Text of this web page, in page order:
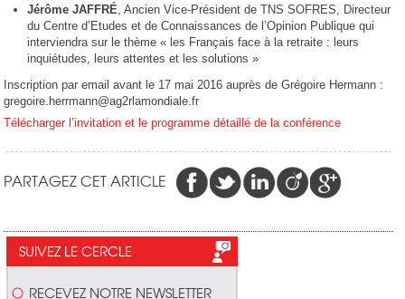
Jérôme JAFFRÉ, Ancien Vice-Président de TNS SOFRES, Directeur
du Centre d’Etudes et de Connaissances de l’Opinion Publique qui
interviendra sur le thème « les Français face à la retraite : leurs
inquiétudes, leurs attentes et les solutions »
Inscription par email avant le 17 mai 2016 auprès de Grégoire Hermann :
gregoire.herrmann@ag2rlamondiale.fr
Télécharger l’invitation et le programme détaillé de la conférence
PARTAGEZ CET ARTICLE
SUIVEZ LE CERCLE
RECEVEZ NOTRE NEWSLETTER